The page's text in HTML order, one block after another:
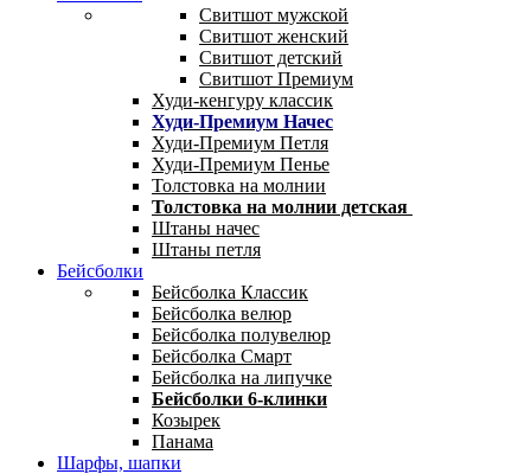
Свитшот мужской
Свитшот женский
Свитшот детский
Свитшот Премиум
Худи-кенгуру классик
Худи-Премиум Начес
Худи-Премиум Петля
Худи-Премиум Пенье
Толстовка на молнии
Толстовка на молнии детская
Штаны начес
Штаны петля
Бейсболки
Бейсболка Классик
Бейсболка велюр
Бейсболка полувелюр
Бейсболка Смарт
Бейсболка на липучке
Бейсболки 6-клинки
Козырек
Панама
Шарфы, шапки